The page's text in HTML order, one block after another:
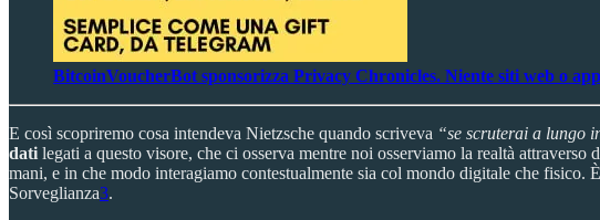
BitcoinVoucherBot sponsorizza Privacy Chronicles. Niente siti web o
E così scopriremo cosa intendeva Nietzsche quando scriveva “se scruterai a lungo
dati legati a questo visore, che ci osserva mentre noi osserviamo la realtà
mani, e in che modo interagiamo contestualmente sia col mondo digitale che
Sorveglianza3.